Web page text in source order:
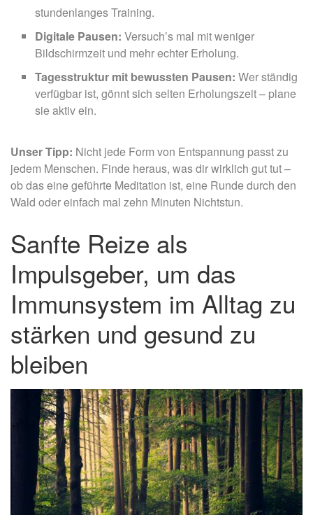
stundenlanges Training.
Digitale Pausen: Versuch’s mal mit weniger
Bildschirmzeit und mehr echter Erholung.
Tagesstruktur mit bewussten Pausen: Wer ständig
verfügbar ist, gönnt sich selten Erholungszeit – plane
sie aktiv ein.
Unser Tipp: Nicht jede Form von Entspannung passt zu
jedem Menschen. Finde heraus, was dir wirklich gut tut –
ob das eine geführte Meditation ist, eine Runde durch den
Wald oder einfach mal zehn Minuten Nichtstun.
Sanfte Reize als
Impulsgeber, um das
Immunsystem im Alltag zu
stärken und gesund zu
bleiben